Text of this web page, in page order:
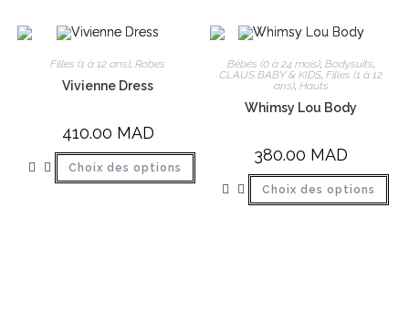
Filles (1 à 12 ans),Robes
Vivienne Dress
410.00 MAD
Choix des options
Bébés (0 à 24 mois), Bodysuits,
CLAUS BABY & KIDS,Filles (1 à 12
ans), Hauts
Whimsy Lou Body
380.00 MAD
Choix des options